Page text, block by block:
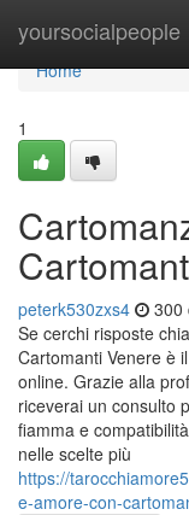
yoursocialpeople
Home
Home
1
peterk530zxs4 300
Se cerchi risposte
Cartomanti Venere è
online. Grazie alla
riceverai un consulto
fiamma e
nelle scelte più
https://
e-amore-con-